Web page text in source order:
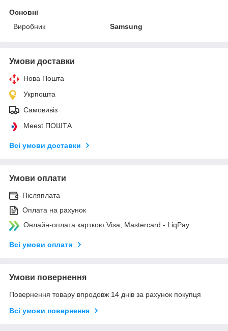
Основні
Виробник
Samsung
Умови доставки
Нова Пошта
Укрпошта
Самовивіз
Meest ПОШТА
Всі умови доставки
Умови оплати
Післяплата
Оплата на рахунок
Онлайн-оплата карткою Visa, Mastercard - LiqPay
Всі умови оплати
Умови повернення
Повернення товару впродовж 14 днів за рахунок покупця
Всі умови повернення